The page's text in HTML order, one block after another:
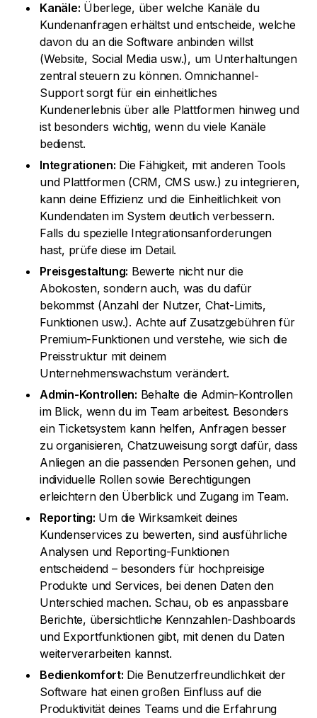
Kanäle: Überlege, über welche Kanäle du
Kundenanfragen erhältst und entscheide, welche
davon du an die Software anbinden willst
(Website, Social Media usw.), um Unterhaltungen
zentral steuern zu können. Omnichannel-
Support sorgt für ein einheitliches
Kundenerlebnis über alle Plattformen hinweg und
ist besonders wichtig, wenn du viele Kanäle
bedienst.
Integrationen: Die Fähigkeit, mit anderen Tools
und Plattformen (CRM, CMS usw.) zu integrieren,
kann deine Effizienz und die Einheitlichkeit von
Kundendaten im System deutlich verbessern.
Falls du spezielle Integrationsanforderungen
hast, prüfe diese im Detail.
Preisgestaltung: Bewerte nicht nur die
Abokosten, sondern auch, was du dafür
bekommst (Anzahl der Nutzer, Chat-Limits,
Funktionen usw.). Achte auf Zusatzgebühren für
Premium-Funktionen und verstehe, wie sich die
Preisstruktur mit deinem
Unternehmenswachstum verändert.
Admin-Kontrollen: Behalte die Admin-Kontrollen
im Blick, wenn du im Team arbeitest. Besonders
ein Ticketsystem kann helfen, Anfragen besser
zu organisieren, Chatzuweisung sorgt dafür, dass
Anliegen an die passenden Personen gehen, und
individuelle Rollen sowie Berechtigungen
erleichtern den Überblick und Zugang im Team.
Reporting: Um die Wirksamkeit deines
Kundenservices zu bewerten, sind ausführliche
Analysen und Reporting-Funktionen
entscheidend – besonders für hochpreisige
Produkte und Services, bei denen Daten den
Unterschied machen. Schau, ob es anpassbare
Berichte, übersichtliche Kennzahlen-Dashboards
und Exportfunktionen gibt, mit denen du Daten
weiterverarbeiten kannst.
Bedienkomfort: Die Benutzerfreundlichkeit der
Software hat einen großen Einfluss auf die
Produktivität deines Teams und die Erfahrung